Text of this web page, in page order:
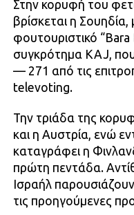
Στην κορυφή του
βρίσκεται η Σουηδία,
φουτουριστικό
συγκρότημα KAJ,
— 271 από τις
televoting.
Την τριάδα της
και η Αυστρία, ενώ
καταγράφει η
πρώτη πεντάδα.
Ισραήλ
τις προηγούμενες